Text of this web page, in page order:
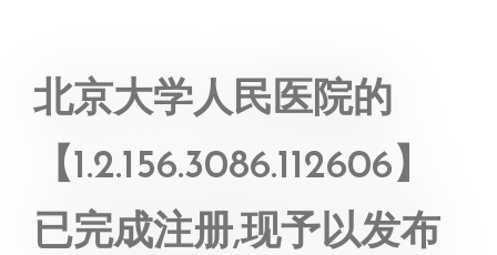
北京大学人民医院的
【1.2.156.3086.112606】
已完成注册,现予以发布